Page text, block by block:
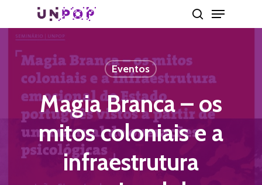
to
main
content
search
Menu
Eventos
Magia Branca – os
mitos coloniais e a
infraestrutura